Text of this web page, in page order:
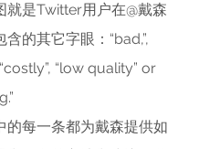
就是Twitter用户在@戴森
含的其它字眼：“bad,”,
“low quality” or
的每一条都为戴森提供如